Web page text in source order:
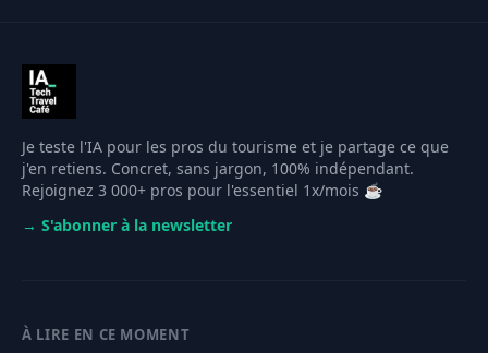
Je teste l'IA pour les pros du tourisme et je partage ce que
j'en retiens. Concret, sans jargon, 100% indépendant.
Rejoignez 3 000+ pros pour l'essentiel 1x/mois ☕️
→ S'abonner à la newsletter
À LIRE EN CE MOMENT